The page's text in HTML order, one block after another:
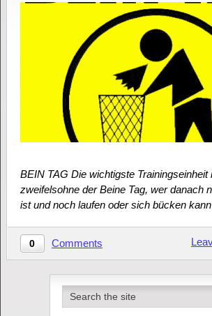
BEIN TAG Die wichtigste Trainingseinheit
zweifelsohne der Beine Tag, wer danach
ist und noch laufen oder sich bücken
0 Comments